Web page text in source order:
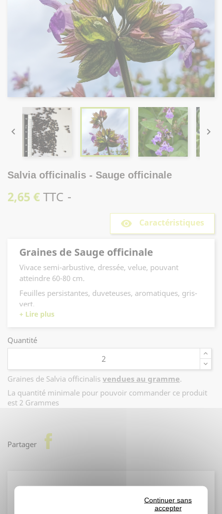
Continuer sans
accepter
 
Salvia officinalis - Sauge officinale
2,65 €TTC
remove_red_eye Caractéristiques
Graines de Sauge officinale
Vivace semi-arbustive, dressée, velue, pouvant
atteindre 60-80 cm.
Feuilles persistantes, duveteuses, aromatiques, gris-
vert.
Floraison en épis bleu-lilas en juin-juillet.
Mellifère
Quantité
Graines de Salvia officinalis vendues au gramme.
La quantité minimale pour pouvoir commander ce produit
est 2 Grammes
Partager facebook
Détails du produit